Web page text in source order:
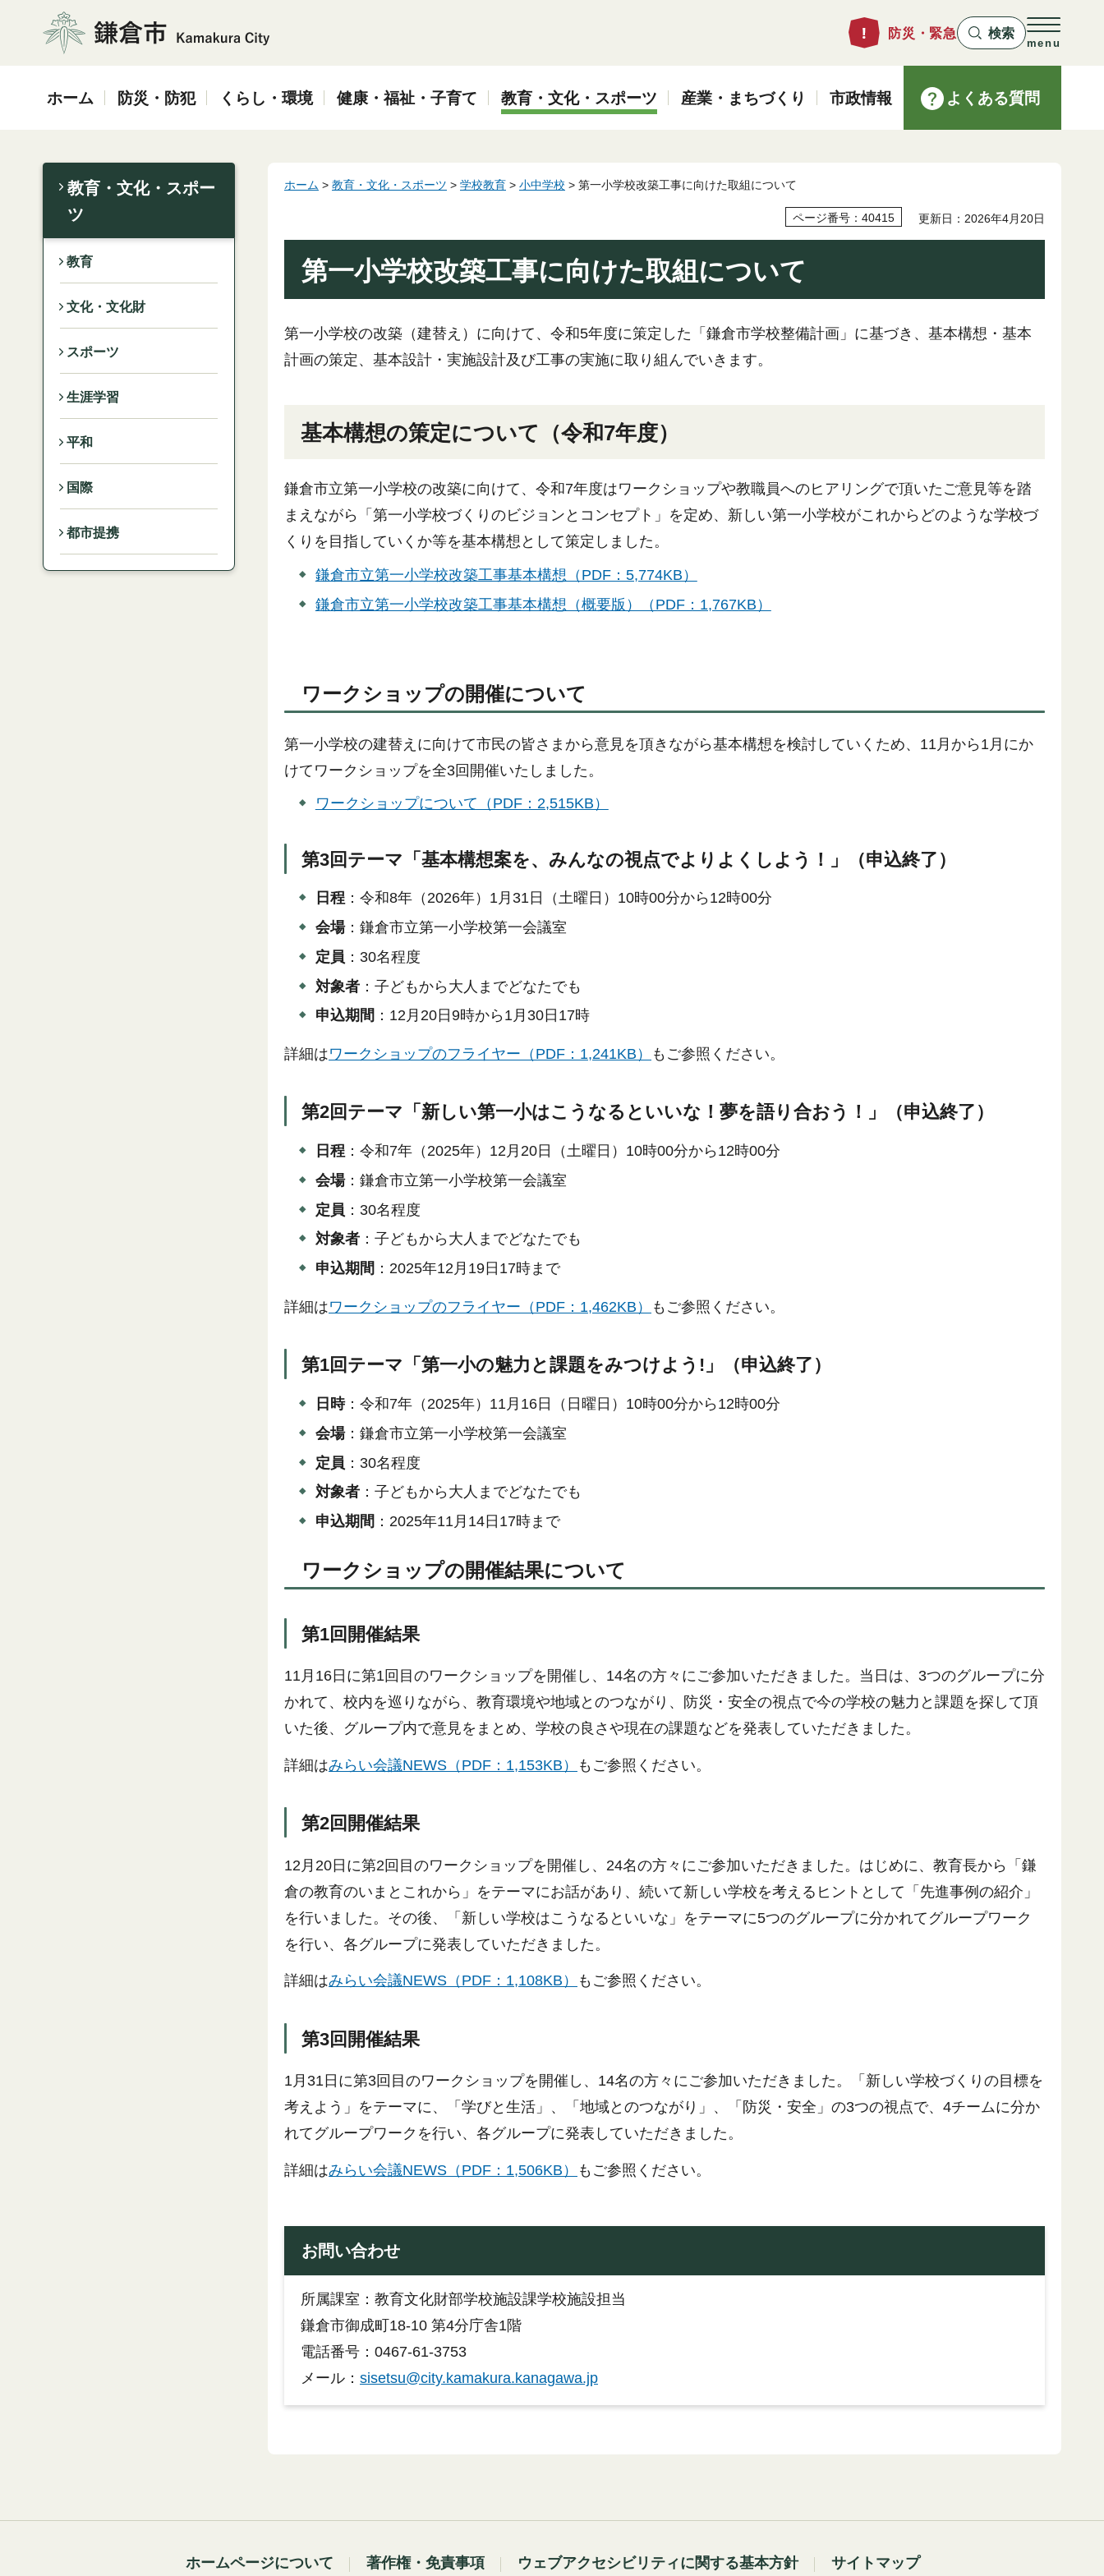
鎌倉市
防災・緊急 検索
menu
ホーム 防災・防犯 くらし・環境 健康・福祉・子育て 教育・文化・スポーツ 産業・まちづくり 市政情報 よくある質問
教育・文化・スポー
ツ
教育
文化・文化財
スポーツ
生涯学習
平和
国際
都市提携
ホーム > 教育・文化・スポーツ > 学校教育 > 小中学校 > 第一小学校改築工事に向けた取組について
ページ番号：40415 更新日：2026年4月20日
第一小学校改築工事に向けた取組について
第一小学校の改築（建替え）に向けて、令和5年度に策定した「鎌倉市学校整備計画」に基づき、基本構想・基本
計画の策定、基本設計・実施設計及び工事の実施に取り組んでいきます。
基本構想の策定について（令和7年度）
鎌倉市立第一小学校の改築に向けて、令和7年度はワークショップや教職員へのヒアリングで頂いたご意見等を踏
まえながら「第一小学校づくりのビジョンとコンセプト」を定め、新しい第一小学校がこれからどのような学校づ
くりを目指していくか等を基本構想として策定しました。
鎌倉市立第一小学校改築工事基本構想（PDF：5,774KB）
鎌倉市立第一小学校改築工事基本構想（概要版）（PDF：1,767KB）
ワークショップの開催について
第一小学校の建替えに向けて市民の皆さまから意見を頂きながら基本構想を検討していくため、11月から1月にか
けてワークショップを全3回開催いたしました。
ワークショップについて（PDF：2,515KB）
第3回テーマ「基本構想案を、みんなの視点でよりよくしよう！」（申込終了）
日程：令和8年（2026年）1月31日（土曜日）10時00分から12時00分
会場：鎌倉市立第一小学校第一会議室
定員 ：30名程度
対象者：子どもから大人までどなたでも
申込期間 ：12月20日9時から1月30日17時
詳細はワークショップのフライヤー（PDF：1,241KB） もご参照ください。
第2回テーマ「新しい第一小はこうなるといいな！夢を語り合おう！」（申込終了）
日程：令和7年（2025年）12月20日（土曜日）10時00分から12時00分
会場：鎌倉市立第一小学校第一会議室
定員 ：30名程度
対象者：子どもから大人までどなたでも
申込期間 ：2025年12月19日17時まで
詳細はワークショップのフライヤー（PDF：1,462KB） もご参照ください。
第1回テーマ「第一小の魅力と課題をみつけよう!」（申込終了）
日時：令和7年（2025年）11月16日（日曜日）10時00分から12時00分
会場：鎌倉市立第一小学校第一会議室
定員 ：30名程度
対象者：子どもから大人までどなたでも
申込期間 ：2025年11月14日17時まで
ワークショップの開催結果について
第1回開催結果
11⽉16⽇に第1回目のワークショップを開催し、14名の⽅々にご参加いただきました。当日は、3つのグループに分
かれて、校内を巡りながら、教育環境や地域とのつながり、防災・安全の視点で今の学校の魅⼒と課題を探して頂
いた後、グループ内で意⾒をまとめ、学校の良さや現在の課題などを発表していただきました。
詳細はみらい会議NEWS（PDF：1,153KB） もご参照ください。
第2回開催結果
12月20日に第2回目のワークショップを開催し、24名の方々にご参加いただきました。はじめに、教育長から「鎌
倉の教育のいまとこれから」をテーマにお話があり、続いて新しい学校を考えるヒントとして「先進事例の紹介」
を行いました。その後、「新しい学校はこうなるといいな」をテーマに5つのグループに分かれてグループワーク
を行い、各グループに発表していただきました。
詳細はみらい会議NEWS（PDF：1,108KB） もご参照ください。
第3回開催結果
1月31日に第3回目のワークショップを開催し、14名の方々にご参加いただきました。「新しい学校づくりの目標を
考えよう」をテーマに、「学びと生活」、「地域とのつながり」、「防災・安全」の3つの視点で、4チームに分か
れてグループワークを行い、各グループに発表していただきました。
詳細はみらい会議NEWS（PDF：1,506KB） もご参照ください。
お問い合わせ
所属課室：教育文化財部学校施設課学校施設担当
鎌倉市御成町18-10 第4分庁舎1階
電話番号：0467-61-3753
メール： sisetsu@city.kamakura.kanagawa.jp
ホームページについて 著作権・免責事項 ウェブアクセシビリティに関する基本方針 サイトマップ